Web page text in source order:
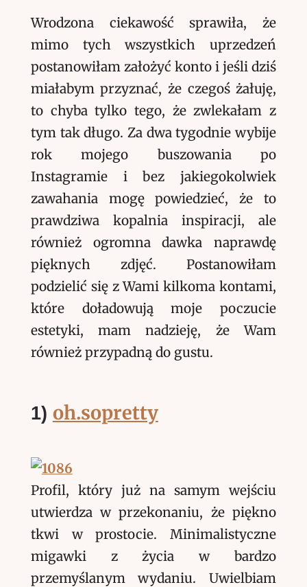
Wrodzona ciekawość sprawiła, że
mimo tych wszystkich uprzedzeń
postanowiłam założyć konto i jeśli dziś
miałabym przyznać, że czegoś żałuję,
to chyba tylko tego, że zwlekałam z
tym tak długo. Za dwa tygodnie wybije
rok mojego buszowania po
Instagramie i bez jakiegokolwiek
zawahania mogę powiedzieć, że to
prawdziwa kopalnia inspiracji, ale
również ogromna dawka naprawdę
pięknych zdjęć. Postanowiłam
podzielić się z Wami kilkoma kontami,
które doładowują moje poczucie
estetyki, mam nadzieję, że Wam
również przypadną do gustu.
1) oh.sopretty
Profil, który już na samym wejściu
utwierdza w przekonaniu, że piękno
tkwi w prostocie. Minimalistyczne
migawki z życia w bardzo
przemyślanym wydaniu. Uwielbiam